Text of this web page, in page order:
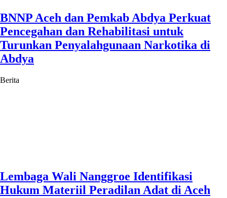
BNNP Aceh dan Pemkab Abdya Perkuat
Pencegahan dan Rehabilitasi untuk
Turunkan Penyalahgunaan Narkotika di
Abdya
Berita
Lembaga Wali Nanggroe Identifikasi
Hukum Materiil Peradilan Adat di Aceh